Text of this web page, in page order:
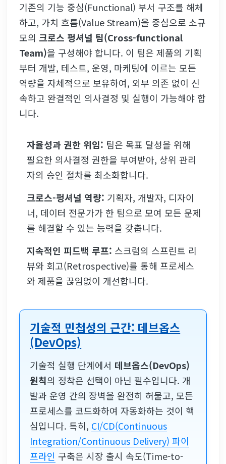
기존의 기능 중심(Functional) 부서 구조를 해체
하고, 가치 흐름(Value Stream)을 중심으로 소규
모의 크로스 펑셔널 팀(Cross-functional
Team)을 구성해야 합니다. 이 팀은 제품의 기획
부터 개발, 테스트, 운영, 마케팅에 이르는 모든
역량을 자체적으로 보유하여, 외부 의존 없이 신
속하고 완결적인 의사결정 및 실행이 가능해야 합
니다.
자율성과 권한 위임: 팀은 목표 달성을 위해
필요한 의사결정 권한을 부여받아, 상위 관리
자의 승인 절차를 최소화합니다.
크로스-펑셔널 역량: 기획자, 개발자, 디자이
너, 데이터 전문가가 한 팀으로 모여 모든 문제
를 해결할 수 있는 능력을 갖춥니다.
지속적인 피드백 루프: 스크럼의 스프린트 리
뷰와 회고(Retrospective)를 통해 프로세스
와 제품을 끊임없이 개선합니다.
기술적 민첩성의 근간: 데브옵스
(DevOps)
기술적 실행 단계에서 데브옵스(DevOps)
원칙의 정착은 선택이 아닌 필수입니다. 개
발과 운영 간의 장벽을 완전히 허물고, 모든
프로세스를 코드화하여 자동화하는 것이 핵
심입니다. 특히, CI/CD(Continuous
Integration/Continuous Delivery) 파이
프라인 구축은 시장 출시 속도(Time-to-